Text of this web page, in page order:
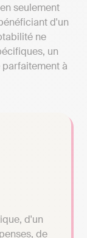
seulement
d'un
ne
un
à
d'un
de